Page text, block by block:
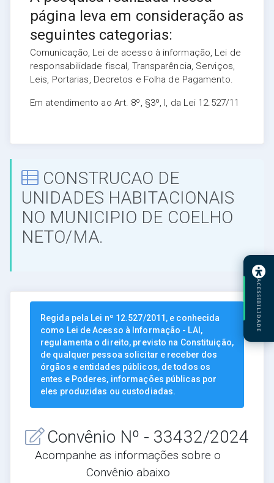
página leva em consideração as
seguintes categorias:
Comunicação, Lei de acesso à informação, Lei de
responsabilidade fiscal, Transparência, Serviços,
Leis, Portarias, Decretos e Folha de Pagamento.
Em atendimento ao Art. 8º, §3º, I, da Lei 12.527/11
CONSTRUCAO DE
UNIDADES HABITACIONAIS
NO MUNICIPIO DE COELHO
NETO/MA.
Regida pela Lei nº 12.527/2011, e conhecida
como Lei de Acesso à Informação - LAI,
regulamenta o direito, previsto na Constituição,
de qualquer pessoa solicitar e receber dos
órgãos e entidades públicos, de todos os
entes e Poderes, informações públicas por
eles produzidas ou custodiadas.
Convênio Nº - 33432/2024
Acompanhe as informações sobre o
Convênio abaixo
ACESSIBILIDADE